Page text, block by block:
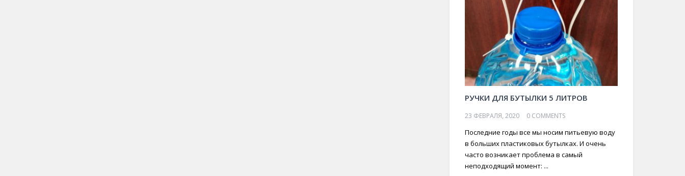
РУЧКИ ДЛЯ БУТЫЛКИ 5 ЛИТРОВ
23 ФЕВРАЛЯ, 2020 0 COMMENTS
Последние годы все мы носим питьевую воду
в больших пластиковых бутылках. И очень
часто возникает проблема в самый
неподходящий момент: ...